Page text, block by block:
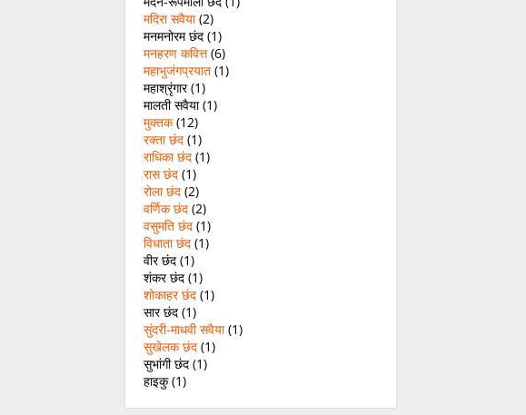
मदिरा सवैया (2)
मनमनोरम छंद (1)
मनहरण कवित्त (6)
महाभुजंगप्रयात (1)
महाश्रृंगार(1)
मालती सवैया(1)
मुक्तक (12)
रक्ता छंद (1)
राधिका छंद (1)
रास छंद (1)
रोला छंद (2)
वर्णिक छंद (2)
वसुमति छंद (1)
विधाता छंद (1)
वीर छंद (1)
शंकर छंद (1)
शोकाहर छंद (1)
सार छंद (1)
सुंदरी-माधवी सवैया (1)
सुखेलक छंद (1)
सुभांगी छंद (1)
हाइकु(1)